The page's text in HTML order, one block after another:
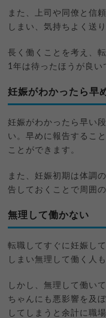
また、上司や同僚と信
しまい、気持ちよく送
長く働くことを考え、
1年は待ったほうが良い
妊娠がわかったら早
妊娠がわかったら早い
い。早めに報告するこ
ことができます。
また、妊娠初期は体調
告しておくことで周囲
無理して働かない
転職してすぐに妊娠し
しまい無理して働く人
しかし、無理して働い
ちゃんにも悪影響を及
してしまうと余計に職